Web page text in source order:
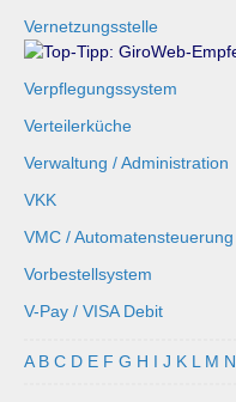
Vernetzungsstelle
Verpflegungssystem
Verteilerküche
Verwaltung / Administration
VKK
VMC / Automatensteuerung
Vorbestellsystem
V-Pay / VISA Debit
A B C D E F G H I J K L M N